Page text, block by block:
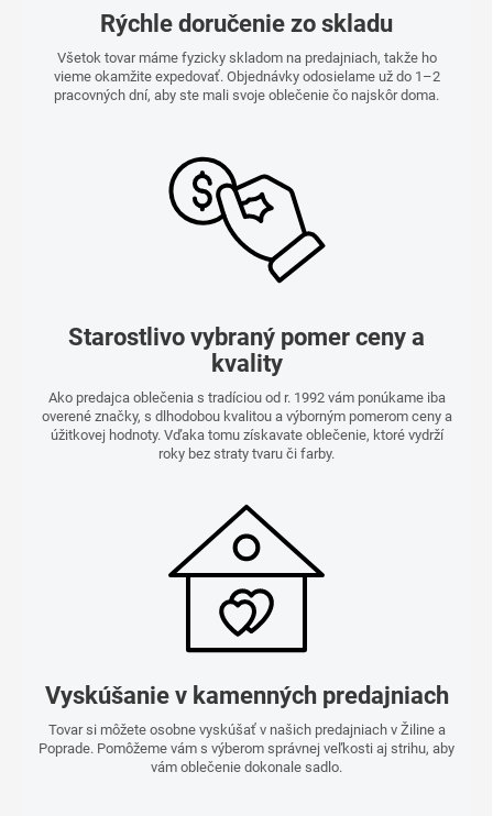
Rýchle doručenie zo skladu
Všetok tovar máme fyzicky skladom na predajniach, takže ho
vieme okamžite expedovať. Objednávky odosielame už do 1–2
pracovných dní, aby ste mali svoje oblečenie čo najskôr doma.
Starostlivo vybraný pomer ceny a
kvality
Ako predajca oblečenia s tradíciou od r. 1992 vám ponúkame iba
overené značky, s dlhodobou kvalitou a výborným pomerom ceny a
úžitkovej hodnoty. Vďaka tomu získavate oblečenie, ktoré vydrží
roky bez straty tvaru či farby.
Vyskúšanie v kamenných predajniach
Tovar si môžete osobne vyskúšať v našich predajniach v Žiline a
Poprade. Pomôžeme vám s výberom správnej veľkosti aj strihu, aby
vám oblečenie dokonale sadlo.